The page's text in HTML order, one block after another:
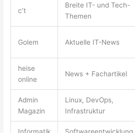
c’t
Breite IT- und Tech-
Themen
Golem Aktuelle IT-News
heise
online
News + Fachartikel
Admin
Magazin
Linux, DevOps,
Infrastruktur